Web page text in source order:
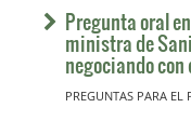
Pregunta oral
ministra de
negociando
PREGUNTAS PARA